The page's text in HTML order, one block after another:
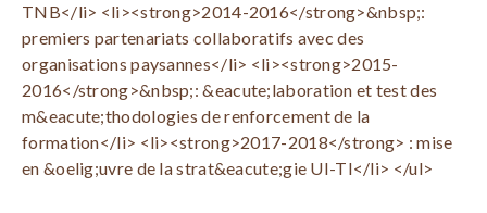
TNB</li> <li><strong>2014-2016</strong>&nbsp;:
premiers partenariats collaboratifs avec des
organisations paysannes</li> <li><strong>2015-
2016</strong>&nbsp;: &eacute;laboration et test des
m&eacute;thodologies de renforcement de la
formation</li> <li><strong>2017-2018</strong> : mise
en &oelig;uvre de la strat&eacute;gie UI-TI</li> </ul>